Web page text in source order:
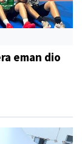
eman dio